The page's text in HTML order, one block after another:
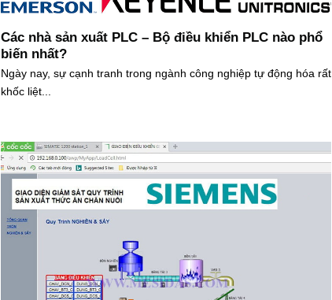
Các nhà sản xuất PLC – Bộ điều khiển PLC nào phổ
biến nhất?
Ngày nay, sự cạnh tranh trong ngành công nghiệp tự động hóa rất
khốc liệt...